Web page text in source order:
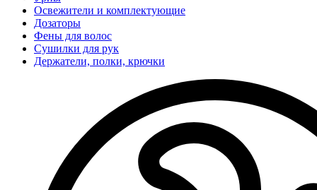
Освежители и комплектующие
Дозаторы
Фены для волос
Сушилки для рук
Держатели, полки, крючки